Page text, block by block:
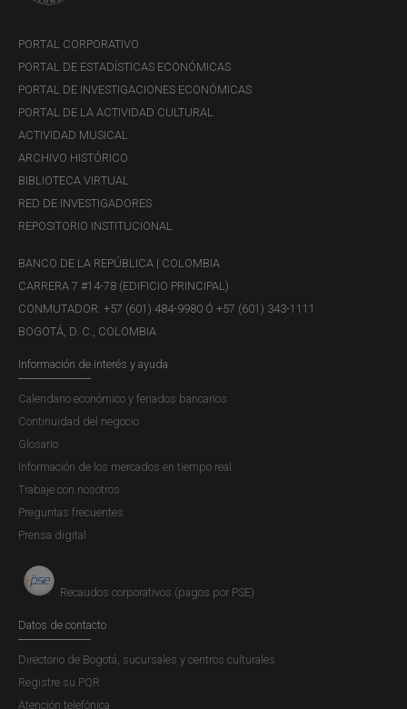
PORTAL CORPORATIVO
PORTAL DE ESTADÍSTICAS ECONÓMICAS
PORTAL DE INVESTIGACIONES ECONÓMICAS
PORTAL DE LA ACTIVIDAD CULTURAL
ACTIVIDAD MUSICAL
ARCHIVO HISTÓRICO
BIBLIOTECA VIRTUAL
RED DE INVESTIGADORES
REPOSITORIO INSTITUCIONAL
BANCO DE LA REPÚBLICA | COLOMBIA
CARRERA 7 #14-78 (EDIFICIO PRINCIPAL)
CONMUTADOR: +57 (601) 484-9980 Ó +57 (601) 343-1111
BOGOTÁ, D. C., COLOMBIA
Información de interés y ayuda
Calendario económico y feriados bancarios
Continuidad del negocio
Glosario
Información de los mercados en tiempo real
Trabaje con nosotros
Preguntas frecuentes
Prensa digital
Recaudos corporativos (pagos por PSE)
Datos de contacto
Directorio de Bogotá, sucursales y centros culturales
Registre su PQR
Atención telefónica